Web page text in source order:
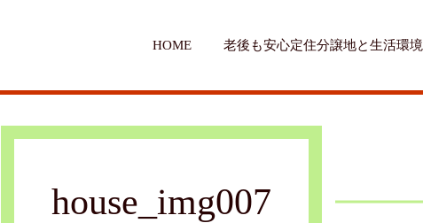
HOME 老後も安心定住分譲地と生活環境
house_img007